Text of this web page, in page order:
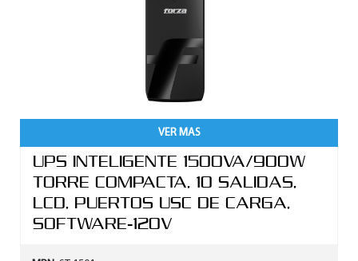
VER MAS
UPS INTELIGENTE 1500VA/900W
TORRE COMPACTA, 10 SALIDAS,
LCD, PUERTOS USC DE CARGA,
SOFTWARE-120V